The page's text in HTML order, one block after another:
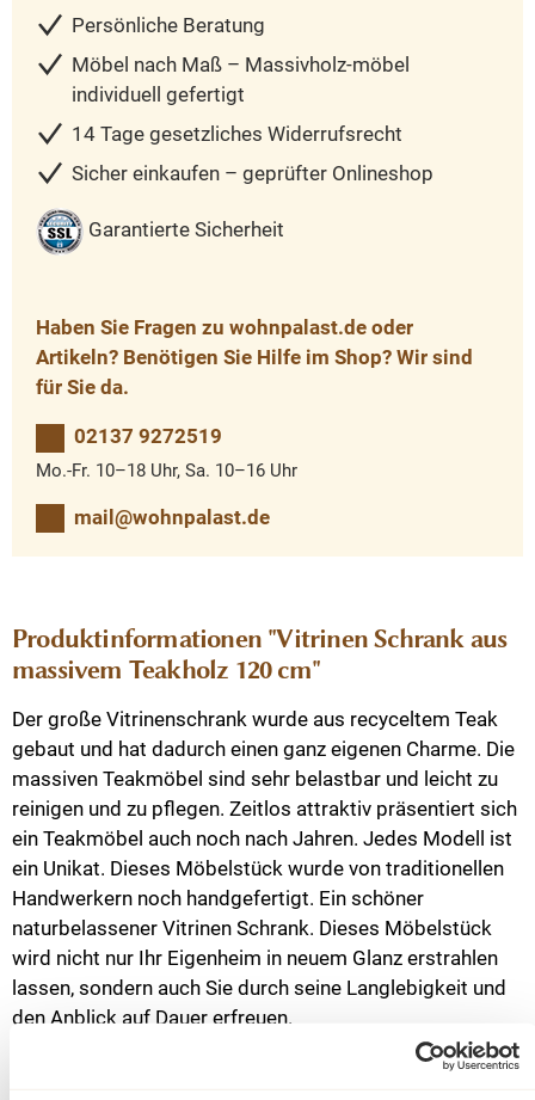
Persönliche Beratung
Möbel nach Maß – Massivholz-möbel
individuell gefertigt
14 Tage gesetzliches Widerrufsrecht
Sicher einkaufen – geprüfter Onlineshop
Garantierte Sicherheit
Haben Sie Fragen zu wohnpalast.de oder
Artikeln? Benötigen Sie Hilfe im Shop? Wir sind
für Sie da.
02137 9272519
Mo.-Fr. 10–18 Uhr, Sa. 10–16 Uhr
mail@wohnpalast.de
Produktinformationen "Vitrinen Schrank aus
massivem Teakholz 120 cm"
Der große Vitrinenschrank wurde aus recyceltem Teak
gebaut und hat dadurch einen ganz eigenen Charme. Die
massiven Teakmöbel sind sehr belastbar und leicht zu
reinigen und zu pflegen. Zeitlos attraktiv präsentiert sich
ein Teakmöbel auch noch nach Jahren. Jedes Modell ist
ein Unikat. Dieses Möbelstück wurde von traditionellen
Handwerkern noch handgefertigt. Ein schöner
naturbelassener Vitrinen Schrank. Dieses Möbelstück
wird nicht nur Ihr Eigenheim in neuem Glanz erstrahlen
lassen, sondern auch Sie durch seine Langlebigkeit und
den Anblick auf Dauer erfreuen.